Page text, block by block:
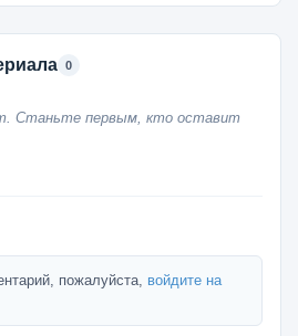
0
Станьте первым, кто оставит
пожалуйста, войдите на